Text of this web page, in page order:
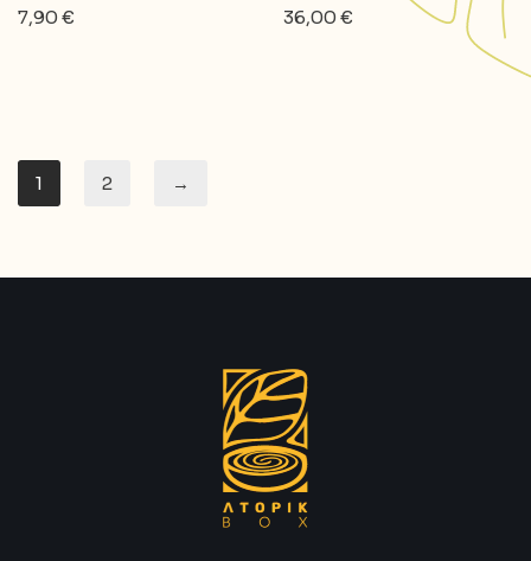
7,90€ 36,00€
1 2 →